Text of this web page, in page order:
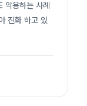
악용하는 사례
진화 하고 있